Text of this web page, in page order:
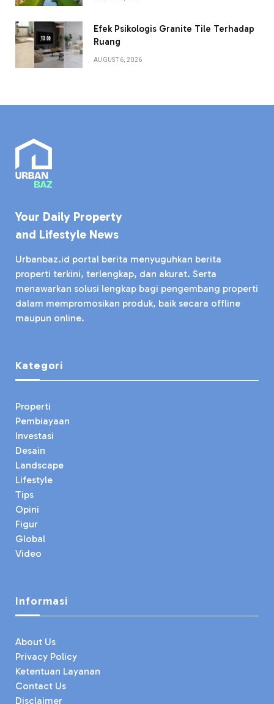
Efek Psikologis Granite Tile Terhadap
Ruang
AUGUST 6, 2026
Your Daily Property
and Lifestyle News
Urbanbaz.id portal berita menyuguhkan berita
properti terkini, terlengkap, dan akurat. Serta
menawarkan solusi lengkap bagi pengembang properti
dalam mempromosikan produk, baik secara offline
maupun online.
Kategori
Properti
Pembiayaan
Investasi
Desain
Landscape
Lifestyle
Tips
Opini
Figur
Global
Video
Informasi
About Us
Privacy Policy
Ketentuan Layanan
Contact Us
Disclaimer